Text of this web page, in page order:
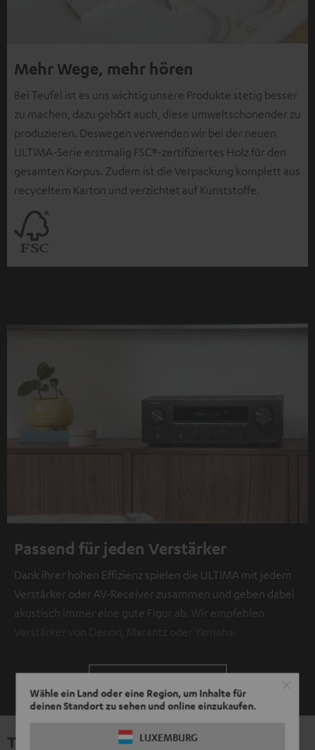
Wähle ein Land oder eine Region, um Inhalte für
deinen Standort zu sehen und online einzukaufen.
LUXEMBURG
Mehr Wege, mehr hören
Bei Teufel ist es uns wichtig unsere Produkte stetig besser
zu machen, dazu gehört auch, diese umweltschonender zu
produzieren. Deswegen verwenden wir bei der neuen
ULTIMA-Serie erstmalig FSC®-zertifiziertes Holz für den
gesamten Korpus. Zudem ist die Verpackung komplett aus
recyceltem Karton und verzichtet auf Kunststoffe.
Passend für jeden Verstärker
Dank ihrer hohen Effizienz spielen die ULTIMA mit jedem
Verstärker oder AV-Receiver zusammen und geben dabei
akustisch immer eine gute Figur ab. Wir empfehlen
Verstärker von Denon, Marantz oder Yamaha.
Technische Daten